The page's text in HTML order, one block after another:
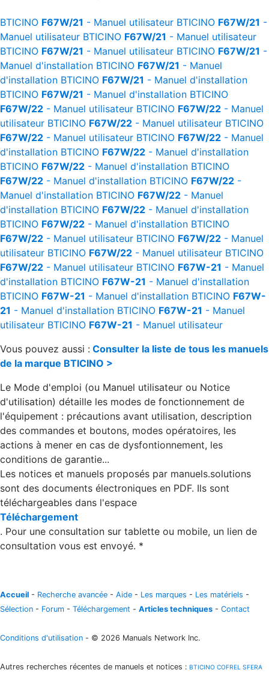
BTICINO F67W/21 - Manuel utilisateur BTICINO F67W/21 -
Manuel utilisateur BTICINO F67W/21 - Manuel utilisateur
BTICINO F67W/21 - Manuel utilisateur BTICINO F67W/21 -
Manuel d'installation BTICINO F67W/21 - Manuel
d'installation BTICINO F67W/21 - Manuel d'installation
BTICINO F67W/21 - Manuel d'installation BTICINO
F67W/22 - Manuel utilisateur BTICINO F67W/22 - Manuel
utilisateur BTICINO F67W/22 - Manuel utilisateur BTICINO
F67W/22 - Manuel utilisateur BTICINO F67W/22 - Manuel
d'installation BTICINO F67W/22 - Manuel d'installation
BTICINO F67W/22 - Manuel d'installation BTICINO
F67W/22 - Manuel d'installation BTICINO F67W/22 -
Manuel d'installation BTICINO F67W/22 - Manuel
d'installation BTICINO F67W/22 - Manuel d'installation
BTICINO F67W/22 - Manuel d'installation BTICINO
F67W/22 - Manuel utilisateur BTICINO F67W/22 - Manuel
utilisateur BTICINO F67W/22 - Manuel utilisateur BTICINO
F67W/22 - Manuel utilisateur BTICINO F67W-21 - Manuel
d'installation BTICINO F67W-21 - Manuel d'installation
BTICINO F67W-21 - Manuel d'installation BTICINO F67W-
21 - Manuel d'installation BTICINO F67W-21 - Manuel
utilisateur BTICINO F67W-21 - Manuel utilisateur
Vous pouvez aussi : Consulter la liste de tous les manuels
de la marque BTICINO >
Le Mode d'emploi (ou Manuel utilisateur ou Notice
d'utilisation) détaille les modes de fonctionnement de
l'équipement : précautions avant utilisation, description
des commandes et boutons, modes opératoires, les
actions à mener en cas de dysfontionnement, les
conditions de garantie...
Les notices et manuels proposés par manuels.solutions
sont des documents électroniques en PDF. Ils sont
téléchargeables dans l'espace
Téléchargement
. Pour une consultation sur tablette ou mobile, un lien de
consultation vous est envoyé. *
Accueil - Recherche avancée - Aide - Les marques - Les matériels -
Sélection - Forum - Téléchargement - Articles techniques - Contact
Conditions d'utilisation - © 2026 Manuals Network Inc.
Autres recherches récentes de manuels et notices : BTICINO COFREL SFERA